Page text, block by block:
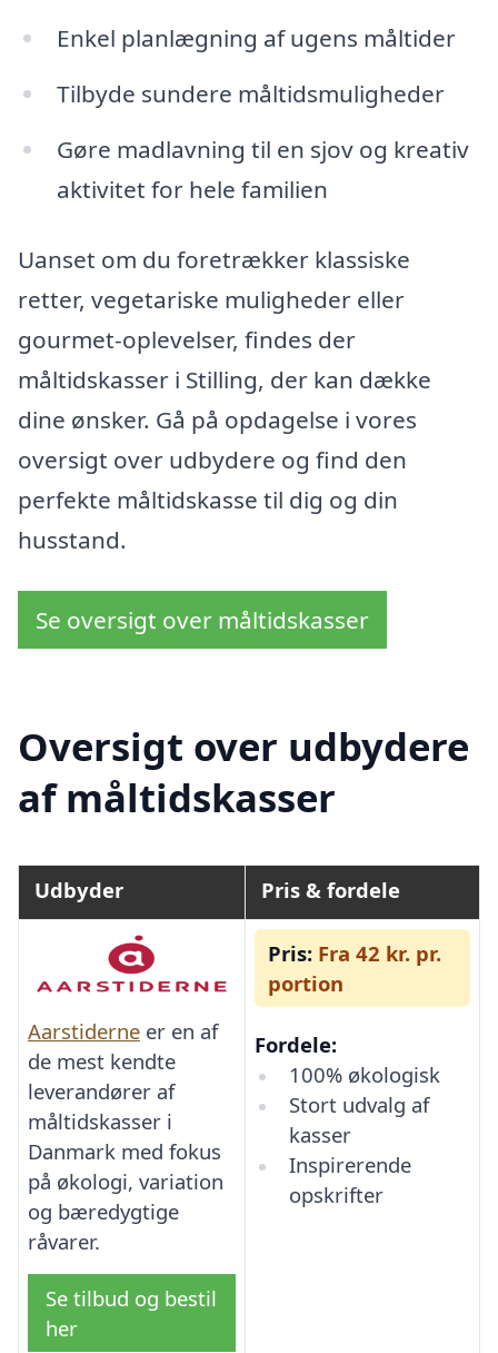
Enkel planlægning af ugens måltider
Tilbyde sundere måltidsmuligheder
Gøre madlavning til en sjov og kreativ
aktivitet for hele familien
Uanset om du foretrækker klassiske
retter, vegetariske muligheder eller
gourmet-oplevelser, findes der
måltidskasser i Stilling, der kan dække
dine ønsker. Gå på opdagelse i vores
oversigt over udbydere og find den
perfekte måltidskasse til dig og din
husstand.
Se oversigt over måltidskasser
Oversigt over udbydere
af måltidskasser
Udbyder Pris & fordele
Aarstiderne er en af
de mest kendte
leverandører af
måltidskasser i
Danmark med fokus
på økologi, variation
og bæredygtige
råvarer.
Se tilbud og bestil
her
Pris: Fra 42 kr. pr.
portion
Fordele:
100% økologisk
Stort udvalg af
kasser
Inspirerende
opskrifter